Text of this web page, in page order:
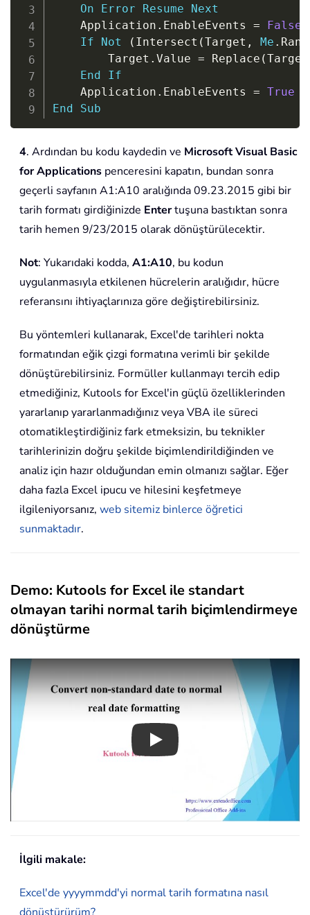
On
Error Resume
Next
    Application
. EnableEvents =
False
If
Not ( Intersect (Target , Me .
        Target
. Value = Replace (Target
End
If
    Application
. EnableEvents = True
End
Sub
4. Ardından bu kodu kaydedin ve Microsoft Visual Basic
for Applications penceresini kapatın, bundan sonra
geçerli sayfanın A1:A10 aralığında 09.23.2015 gibi bir
tarih formatı girdiğinizde Entertuşuna bastıktan sonra
tarih hemen 9/23/2015 olarak dönüştürülecektir.
Not: Yukarıdaki kodda, A1:A10, bu kodun
uygulanmasıyla etkilenen hücrelerin aralığıdır, hücre
referansını ihtiyaçlarınıza göre değiştirebilirsiniz.
Bu yöntemleri kullanarak, Excel'de tarihleri nokta
formatından eğik çizgi formatına verimli bir şekilde
dönüştürebilirsiniz. Formüller kullanmayı tercih edip
etmediğiniz, Kutools for Excel'in güçlü özelliklerinden
yararlanıp yararlanmadığınız veya VBA ile süreci
otomatikleştirdiğiniz fark etmeksizin, bu teknikler
tarihlerinizin doğru şekilde biçimlendirildiğinden ve
analiz için hazır olduğundan emin olmanızı sağlar. Eğer
daha fazla Excel ipucu ve hilesini keşfetmeye
ilgileniyorsanız, web sitemiz binlerce öğretici
sunmaktadır.
Demo: Kutools for Excel ile standart
olmayan tarihi normal tarih biçimlendirmeye
dönüştürme
Play
İlgili makale:
Excel'de yyyymmdd'yi normal tarih formatına nasıl